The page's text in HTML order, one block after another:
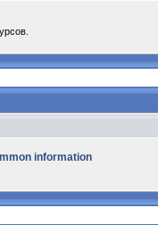
information